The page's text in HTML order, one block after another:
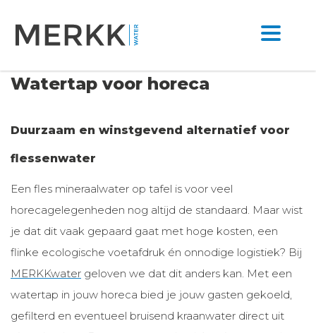
Watertap voor horeca
Duurzaam en winstgevend alternatief voor
flessenwater
Een fles mineraalwater op tafel is voor veel
horecagelegenheden nog altijd de standaard. Maar wist
je dat dit vaak gepaard gaat met hoge kosten, een
flinke ecologische voetafdruk én onnodige logistiek? Bij
MERKKwater geloven we dat dit anders kan. Met een
watertap in jouw horeca bied je jouw gasten gekoeld,
gefilterd en eventueel bruisend kraanwater direct uit